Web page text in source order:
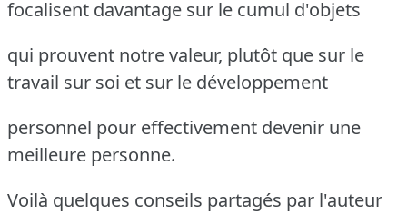
focalisent davantage sur le cumul d'objets
qui prouvent notre valeur, plutôt que sur le
travail sur soi et sur le développement
personnel pour effectivement devenir une
meilleure personne.
Voilà quelques conseils partagés par l'auteur